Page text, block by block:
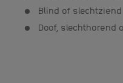
Blind of slechtziend
Doof, slechthorend